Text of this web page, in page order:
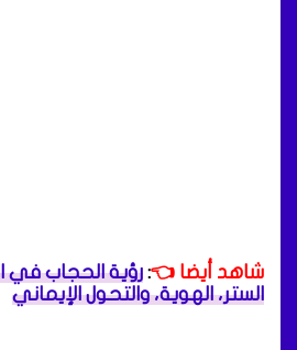
شاهد أيضا 👈: رؤية الحجاب في
الستر، الهوية، والتحول الإيماني